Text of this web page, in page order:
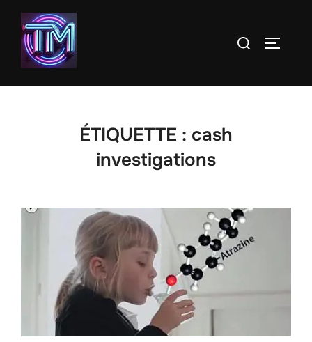
Aller
contenu
Rechercher :
ÉTIQUETTE : cash
investigations